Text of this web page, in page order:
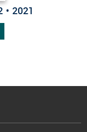
2021